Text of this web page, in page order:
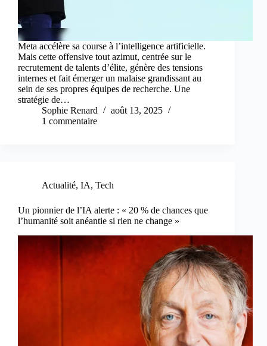
Meta accélère sa course à l’intelligence artificielle.
Mais cette offensive tout azimut, centrée sur le
recrutement de talents d’élite, génère des tensions
internes et fait émerger un malaise grandissant au
sein de ses propres équipes de recherche. Une
stratégie de…
Sophie Renard
août 13, 2025
1 commentaire
Actualité, IA, Tech
Un pionnier de l’IA alerte : « 20 % de chances que
l’humanité soit anéantie si rien ne change »